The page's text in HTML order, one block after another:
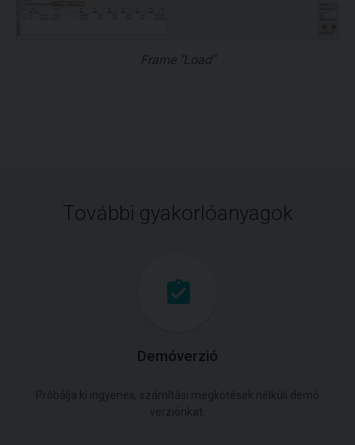
Frame "Load"
További gyakorlóanyagok
Demóverzió